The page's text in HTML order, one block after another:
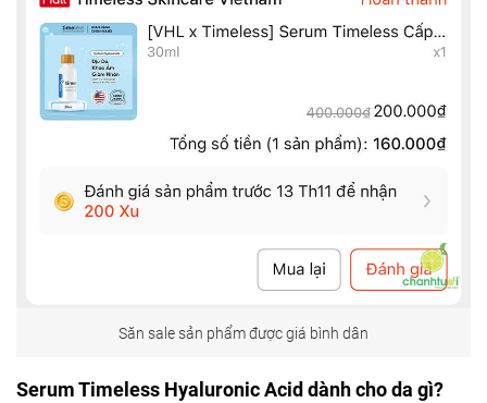
Săn sale sản phẩm được giá bình dân
Serum Timeless Hyaluronic Acid dành cho da gì?